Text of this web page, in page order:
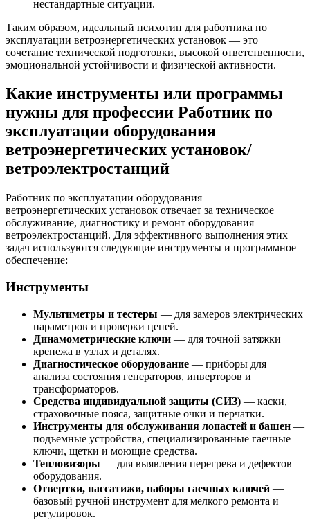
нестандартные ситуации.
Таким образом, идеальный психотип для работника по
эксплуатации ветроэнергетических установок — это
сочетание технической подготовки, высокой ответственности,
эмоциональной устойчивости и физической активности.
Какие инструменты или программы
нужны для профессии Работник по
эксплуатации оборудования
ветроэнергетических установок/
ветроэлектростанций
Работник по эксплуатации оборудования
ветроэнергетических установок отвечает за техническое
обслуживание, диагностику и ремонт оборудования
ветроэлектростанций. Для эффективного выполнения этих
задач используются следующие инструменты и программное
обеспечение:
Инструменты
Мультиметры и тестеры — для замеров электрических
параметров и проверки цепей.
Динамометрические ключи — для точной затяжки
крепежа в узлах и деталях.
Диагностическое оборудование — приборы для
анализа состояния генераторов, инверторов и
трансформаторов.
Средства индивидуальной защиты (СИЗ) — каски,
страховочные пояса, защитные очки и перчатки.
Инструменты для обслуживания лопастей и башен —
подъемные устройства, специализированные гаечные
ключи, щетки и моющие средства.
Тепловизоры — для выявления перегрева и дефектов
оборудования.
Отвертки, пассатижи, наборы гаечных ключей —
базовый ручной инструмент для мелкого ремонта и
регулировок.